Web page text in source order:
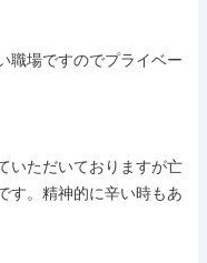
職場ですのでプライベー
いただいておりますが亡
す。精神的に辛い時もあ